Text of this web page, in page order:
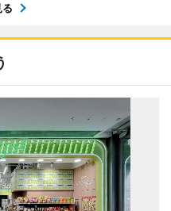
る